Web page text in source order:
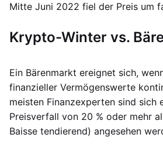
Mitte Juni 2022 fiel der Preis um
Krypto-Winter vs.
Ein Bärenmarkt ereignet sich,
finanzieller Vermögenswerte
meisten Finanzexperten sind sich
Preisverfall von 20 % oder mehr
Baisse tendierend) angesehen